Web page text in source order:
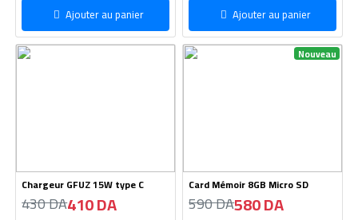
Ajouter au panier Ajouter au panier
Chargeur GFUZ 15W type C
430 DA410 DA
Nouveau
Card Mémoir 8GB Micro SD
590 DA580 DA